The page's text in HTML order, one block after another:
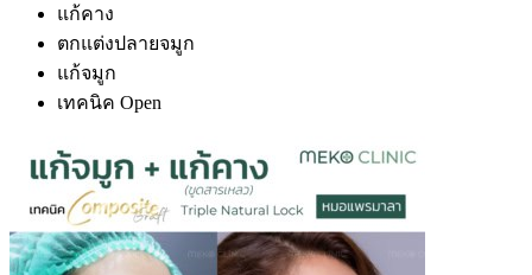
แก้คาง
ตกแต่งปลายจมูก
แก้จมูก
เทคนิค Open